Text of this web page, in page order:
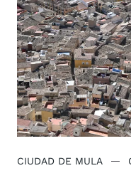
CIUDAD DE MULA